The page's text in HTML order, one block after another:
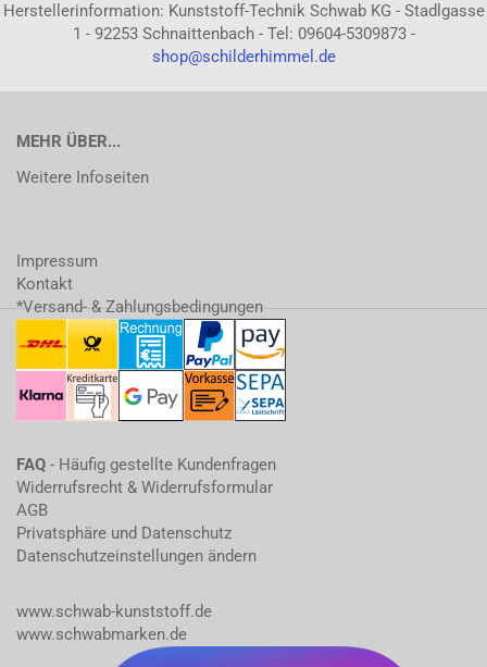
Herstellerinformation: Kunststoff-Technik Schwab KG - Stadlgasse
1 - 92253 Schnaittenbach - Tel: 09604-5309873 -
shop@schilderhimmel.de
MEHR ÜBER...
Weitere Infoseiten
Impressum
Kontakt
*Versand- & Zahlungsbedingungen
FAQ - Häufig gestellte Kundenfragen
Widerrufsrecht & Widerrufsformular
AGB
Privatsphäre und Datenschutz
Datenschutzeinstellungen ändern
www.schwab-kunststoff.de
www.schwabmarken.de